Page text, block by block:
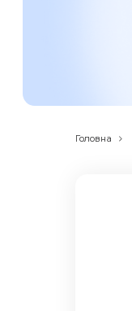
Головна